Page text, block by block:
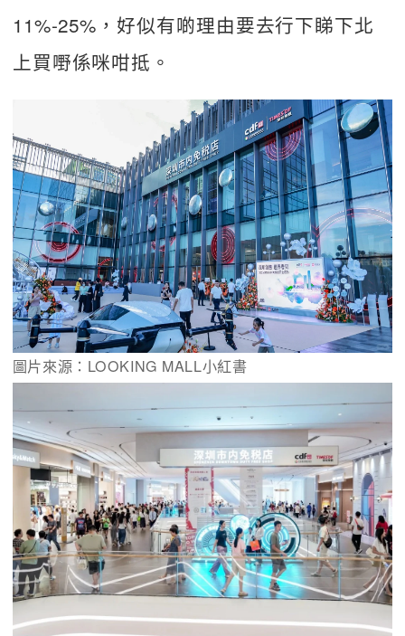
11%-25%，好似有啲理由要去行下睇下北
上買嘢係咪咁抵。
圖片來源：LOOKING MALL小紅書